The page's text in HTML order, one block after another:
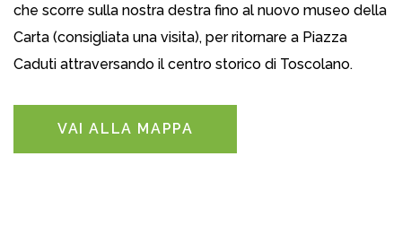
che scorre sulla nostra destra fino al nuovo museo della
Carta (consigliata una visita), per ritornare a Piazza
Caduti attraversando il centro storico di Toscolano.
VAI ALLA MAPPA